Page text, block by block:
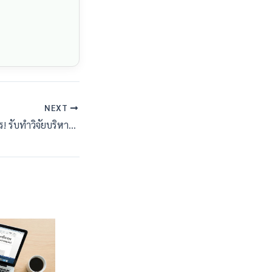
NEXT
ครบเครื่องเรื่องบริหาร! รับทำวิจัยบริหารธุรกิจครบวงจร ทั้งสายบัญชี การเงิน และการตลาด